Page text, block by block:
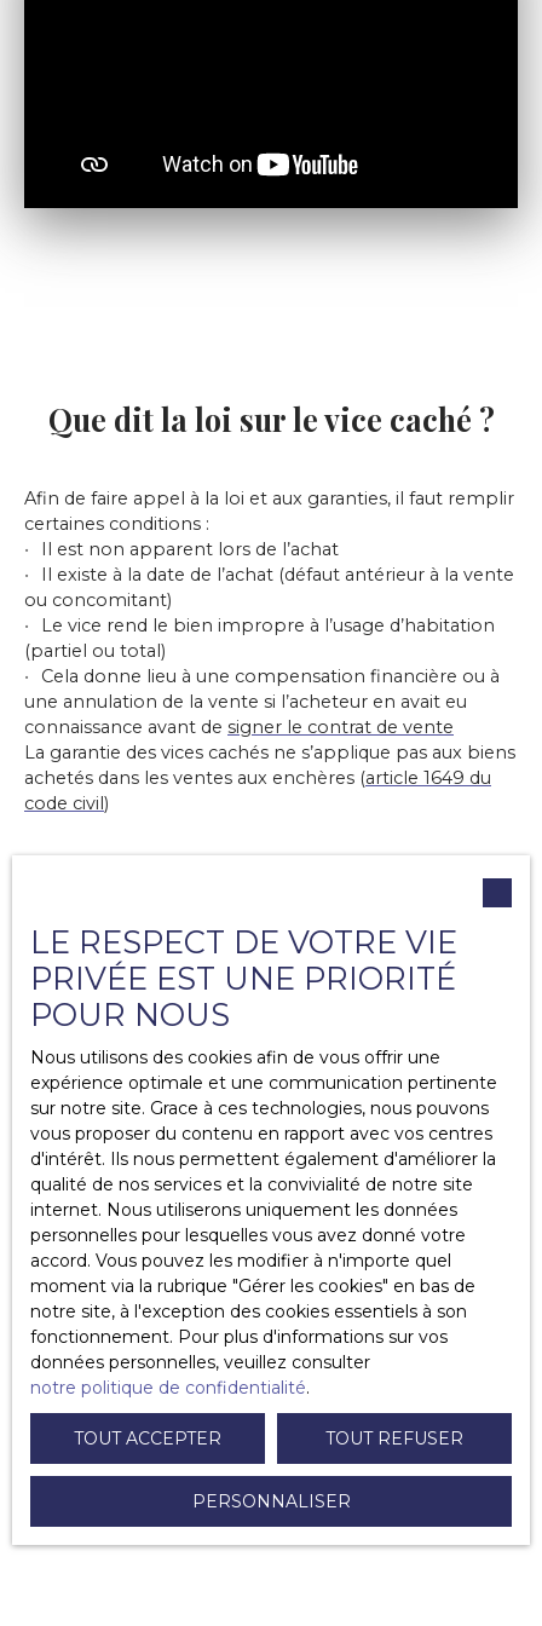
Que dit la loi sur le vice caché ?
Afin de faire appel à la loi et aux garanties, il faut remplir
certaines conditions :
Il est non apparent lors de l’achat
Il existe à la date de l’achat (défaut antérieur à la vente
ou concomitant)
Le vice rend le bien impropre à l’usage d’habitation
(partiel ou total)
Cela donne lieu à une compensation financière ou à
une annulation de la vente si l’acheteur en avait eu
connaissance avant de signer le contrat de vente
La garantie des vices cachés ne s’applique pas aux biens
achetés dans les ventes aux enchères (article 1649 du
code civil)
De quel délai dispose-t-on pour
intervenir ?
Selon l’ article 1648 du Code civil, le vendeur, particulier
ou professionnel, est tenu de garantir les défauts cachés
d’un produit vendu mobilier ou immobilier.
article 1649 du Code civil
stipule que la garantie légale
doit être activée dans un délai de 2 ans après la
découverte du vice caché. Cependant, la garantie est
valable 5 ans après l’achat du bien.
Si le vice a également été caché au vendeur lors de son
achat, il peut se retourner contre celui-ci tant qu’il est
possible de prouver l’existence du vice au moment des
signatures des contrats de vente authentique.
LE RESPECT DE VOTRE VIE
PRIVÉE EST UNE PRIORITÉ
POUR NOUS
Nous utilisons des cookies afin de vous offrir une
expérience optimale et une communication pertinente
sur notre site. Grace à ces technologies, nous pouvons
vous proposer du contenu en rapport avec vos centres
d'intérêt. Ils nous permettent également d'améliorer la
qualité de nos services et la convivialité de notre site
internet. Nous utiliserons uniquement les données
personnelles pour lesquelles vous avez donné votre
accord. Vous pouvez les modifier à n'importe quel
moment via la rubrique ″Gérer les cookies″ en bas de
notre site, à l'exception des cookies essentiels à son
fonctionnement. Pour plus d'informations sur vos
données personnelles, veuillez consulter
notre politique de confidentialité.
TOUT ACCEPTER TOUT REFUSER
PERSONNALISER